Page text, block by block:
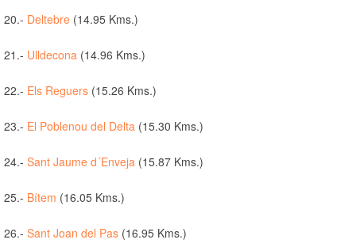
20.- Deltebre (14.95 Kms.)
21.- Ulldecona (14.96 Kms.)
22.- Els Reguers (15.26 Kms.)
23.- El Poblenou del Delta (15.30 Kms.)
24.- Sant Jaume d´Enveja (15.87 Kms.)
25.- Bítem (16.05 Kms.)
26.- Sant Joan del Pas (16.95 Kms.)